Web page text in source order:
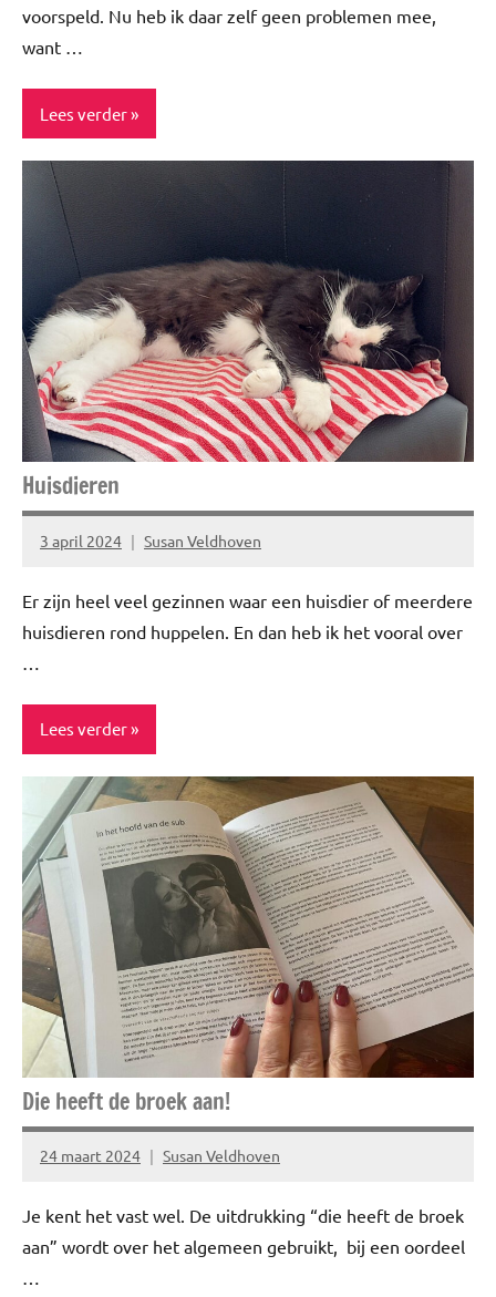
voorspeld. Nu heb ik daar zelf geen problemen mee,
want …
Lees verder
AFF
Food
Gezond
leven
Inspiratie
Uitstapjes
Huisdieren
3 april 2024 Susan Veldhoven
Geen
Er zijn heel veel gezinnen waar een huisdier of meerdere
huisdieren rond huppelen. En dan heb ik het vooral over
Lees verder
Blog
Spiritualiteit
&
minfullness
Die heeft de broek aan!
24 maart 2024 Susan Veldhoven
Geen
Je kent het vast wel. De uitdrukking “die heeft de broek
aan” wordt over het algemeen gebruikt, bij een oordeel